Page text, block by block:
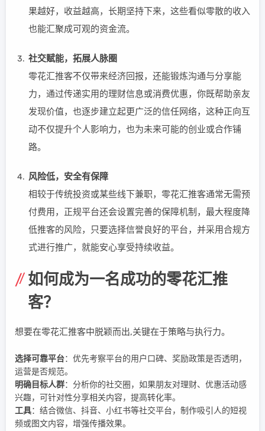
果越好，收益越高，长期坚持下来，这些看似零散的收入
也能汇聚成可观的资金流。
社交赋能，拓展人脉圈
零花汇推客不仅带来经济回报，还能锻炼沟通与分享能
力，通过传递实用的理财信息或消费优惠，你既帮助亲友
发现价值，也逐步建立起更广泛的信任网络，这种正向互
动不仅提升个人影响力，也为未来可能的创业或合作铺
路。
风险低，安全有保障
相较于传统投资或某些线下兼职，零花汇推客通常无需预
付费用，正规平台还会设置完善的保障机制，最大程度降
低推客的风险，只要选择信誉良好的平台，并采用合规方
式进行推广，就能安心享受持续收益。
如何成为一名成功的零花汇推
客？
想要在零花汇推客中脱颖而出,关键在于策略与执行力。
选择可靠平台：优先考察平台的用户口碑、奖励政策是否透明，
运营是否规范。
明确目标人群：分析你的社交圈，如果朋友对理财、优惠活动感
兴趣，可针对性分享相关内容，提高转化率。
工具：结合微信、抖音、小红书等社交平台，制作吸引人的短视
频或图文内容，增强传播效果。